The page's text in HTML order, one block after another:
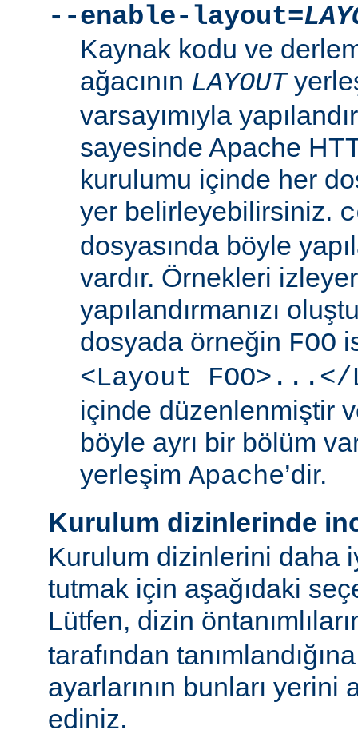
--enable-layout=
Kaynak kodu ve
ağacının LAYOUT
varsayımıyla
sayesinde Apache
kurulumu içinde her
yer belirleyebilirsiniz.
dosyasında böyle
vardır. Örnekleri
yapılandırmanızı
dosyada örneğin FOO
<Layout FOO>...</
içinde düzenlenmiştir
böyle ayrı bir bölüm
yerleşim Apache’dir.
Kurulum dizinlerinde
Kurulum dizinlerini daha
tutmak için aşağıdaki
Lütfen, dizin
tarafından
ayarlarının bunları yerini
ediniz.